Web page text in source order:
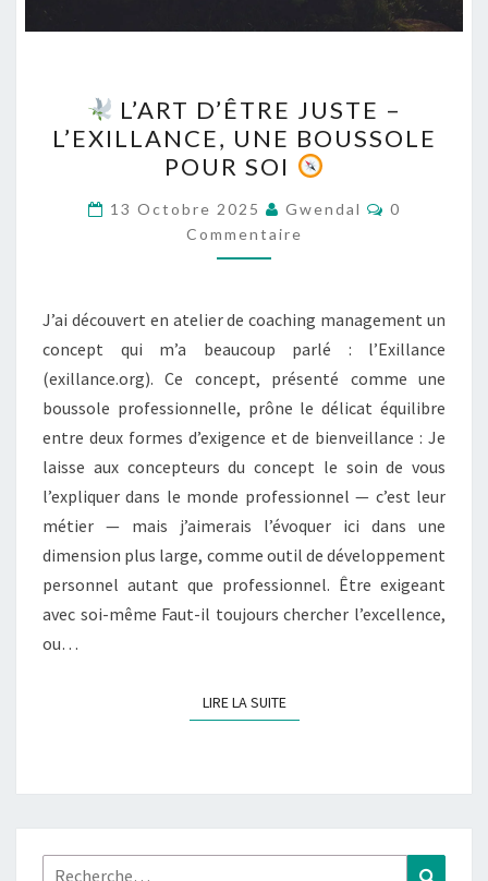
L’ART
D’ÊTRE
JUSTE
–
L’EXILLANCE,
UNE
POUR
SOI
L’ART D’ÊTRE JUSTE –
L’EXILLANCE, UNE BOUSSOLE
POUR SOI
13 Octobre 2025 Gwendal
0
Commentaire
J’ai découvert en atelier de coaching management un
concept qui m’a beaucoup parlé : l’Exillance
(exillance.org). Ce concept, présenté comme une
boussole professionnelle, prône le délicat équilibre
entre deux formes d’exigence et de bienveillance : Je
laisse aux concepteurs du concept le soin de vous
l’expliquer dans le monde professionnel — c’est leur
métier — mais j’aimerais l’évoquer ici dans une
dimension plus large, comme outil de développement
personnel autant que professionnel. Être exigeant
avec soi-même Faut-il toujours chercher l’excellence,
ou…
LIRE LA SUITELIRE LA SUITE
Rechercher :